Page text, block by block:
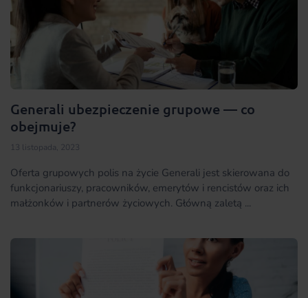
Generali ubezpieczenie grupowe — co
obejmuje?
13 listopada, 2023
Oferta grupowych polis na życie Generali jest skierowana do
funkcjonariuszy, pracowników, emerytów i rencistów oraz ich
małżonków i partnerów życiowych. Główną zaletą ...